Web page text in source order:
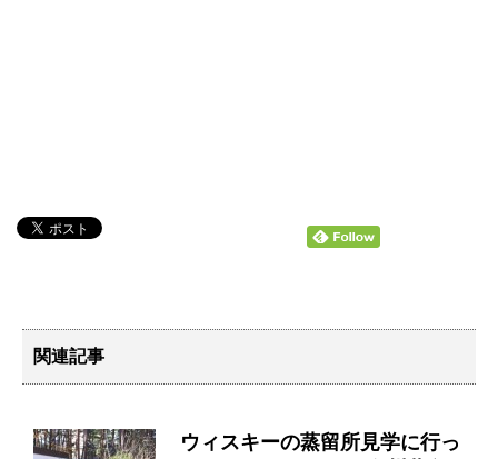
関連記事
ウィスキーの蒸留所見学に行っ